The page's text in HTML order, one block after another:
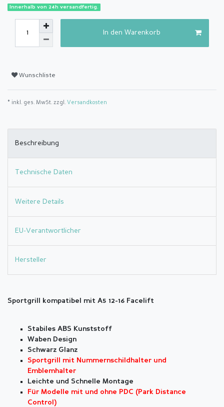
Innerhalb von 24h versandfertig.
In den Warenkorb
Wunschliste
* inkl. ges. MwSt. zzgl. Versandkosten
Beschreibung
Technische Daten
Weitere Details
EU-Verantwortlicher
Hersteller
Sportgrill kompatibel mit A5 12-16 Facelift
Stabiles ABS Kunststoff
Waben Design
Schwarz Glanz
Sportgrill mit Nummernschildhalter und
Emblemhalter
Leichte und Schnelle Montage
Für Modelle mit und ohne PDC (Park Distance
Control)